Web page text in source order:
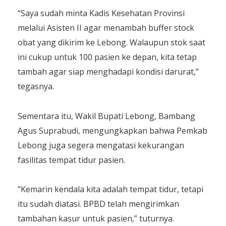
“Saya sudah minta Kadis Kesehatan Provinsi
melalui Asisten II agar menambah buffer stock
obat yang dikirim ke Lebong. Walaupun stok saat
ini cukup untuk 100 pasien ke depan, kita tetap
tambah agar siap menghadapi kondisi darurat,”
tegasnya.
Sementara itu, Wakil Bupati Lebong, Bambang
Agus Suprabudi, mengungkapkan bahwa Pemkab
Lebong juga segera mengatasi kekurangan
fasilitas tempat tidur pasien.
“Kemarin kendala kita adalah tempat tidur, tetapi
itu sudah diatasi. BPBD telah mengirimkan
tambahan kasur untuk pasien,” tuturnya.